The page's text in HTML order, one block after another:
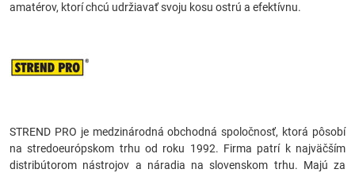
amatérov, ktorí chcú udržiavať svoju kosu ostrú a efektívnu.
STREND PRO je medzinárodná obchodná spoločnosť, ktorá pôsobí
na stredoeurópskom trhu od roku 1992. Firma patrí k najväčším
distribútorom nástrojov a náradia na slovenskom trhu. Majú za